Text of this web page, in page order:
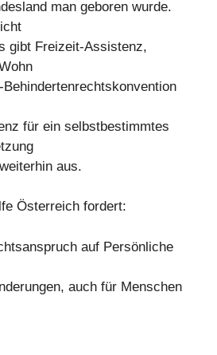
man geboren wurde.
gibt Freizeit-Assistenz,
für ein selbstbestimmtes
aus.
Österreich fordert:
auf Persönliche
auch für Menschen